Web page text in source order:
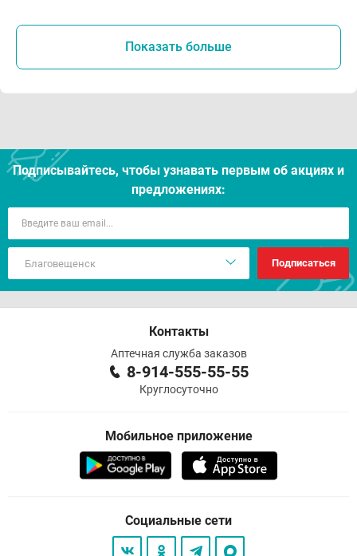
Показать больше
Подписывайтесь, чтобы узнавать первым об акцияx и
предложениях:
Подписаться
Контакты
Аптечная служба заказов
8-914-555-55-55
Круглосуточно
Мобильное приложение
Социальные сети